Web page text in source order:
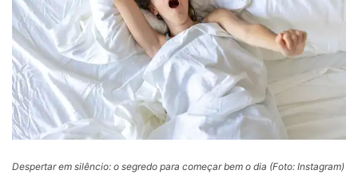
Despertar em silêncio: o segredo para começar bem o dia (Foto: Instagram)